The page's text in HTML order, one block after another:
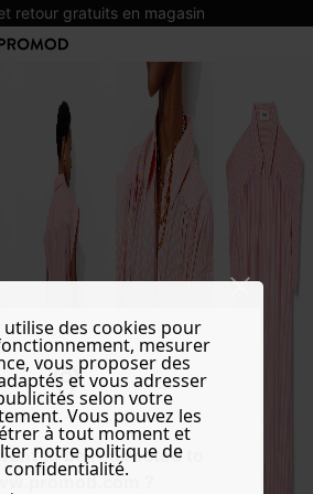
et retour gratuits en magasin
to be redirected to
?
des cookies pour
mesurer
vous proposer des
et vous adresser
selon votre
Vous pouvez les
à tout moment et
notre politique de
confidentialité.